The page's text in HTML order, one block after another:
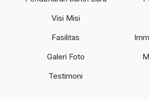
Visi Misi
Fasilitas
Galeri Foto
Testimoni